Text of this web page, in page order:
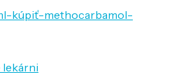
kúpiť-methocarbamol-
lekárni